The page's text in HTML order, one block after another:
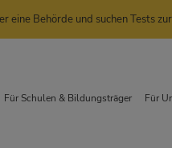
eine Behörde und suchen Tests
Für Schulen & Bildungsträger Für